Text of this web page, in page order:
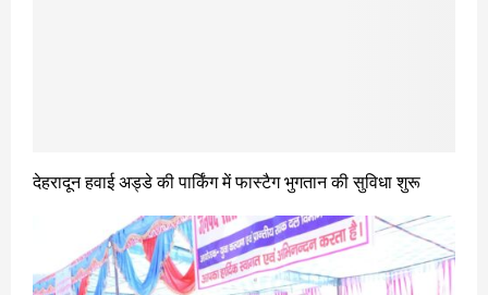
देहरादून हवाई अड्डे की पार्किंग में फास्टैग भुगतान की सुविधा शुरू